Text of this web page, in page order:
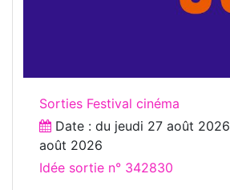
Sorties Festival cinéma
Date : du jeudi 27 août 2026
août 2026
Idée sortie n° 342830